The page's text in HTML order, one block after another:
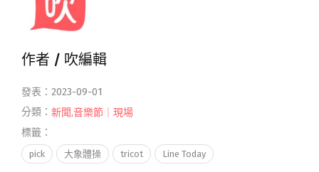
作者 / 吹編輯
發表：2023-09-01
分類： 新聞,音樂節｜現場
標籤：
pick 大象體操 tricot Line Today